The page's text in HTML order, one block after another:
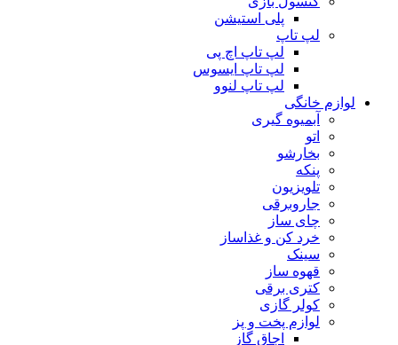
پلی استیشن
لپ تاپ
لپ تاپ اچ پی
لپ تاپ ایسوس
لپ تاپ لنوو
لوازم خانگی
آبمیوه گیری
اتو
بخارشو
پنکه
تلویزیون
جاروبرقی
چای ساز
خرد کن و غذاساز
سینک
قهوه ساز
کتری برقی
کولر گازی
لوازم پخت و پز
اجاق گاز